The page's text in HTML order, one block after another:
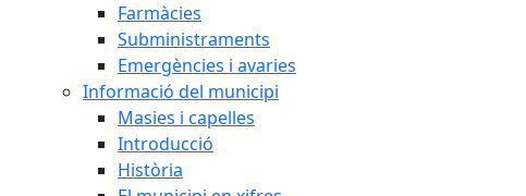
Farmàcies
Subministraments
Emergències i avaries
Informació del municipi
Masies i capelles
Introducció
Història